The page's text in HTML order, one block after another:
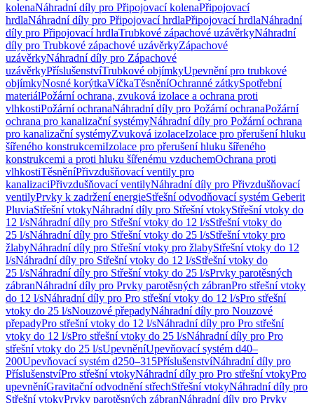
kolenaNáhradní díly pro Připojovací kolenaPřipojovací
hrdlaNáhradní díly pro Připojovací hrdlaPřipojovací hrdlaNáhradní
díly pro Připojovací hrdlaTrubkové zápachové uzávěrkyNáhradní
díly pro Trubkové zápachové uzávěrkyZápachové
uzávěrkyNáhradní díly pro Zápachové
uzávěrkyPříslušenstvíTrubkové objímkyUpevnění pro trubkové
objímkyNosné korýtkaVíčkaTěsněníOchranné zátkySpotřební
materiálPožární ochrana, zvuková izolace a ochrana proti
vlhkostiPožární ochranaNáhradní díly pro Požární ochranaPožární
ochrana pro kanalizační systémyNáhradní díly pro Požární ochrana
pro kanalizační systémyZvuková izolaceIzolace pro přerušení hluku
šířeného konstrukcemiIzolace pro přerušení hluku šířeného
konstrukcemi a proti hluku šířenému vzduchemOchrana proti
vlhkostiTěsněníPřivzdušňovací ventily pro
kanalizaciPřivzdušňovací ventilyNáhradní díly pro Přivzdušňovací
ventilyPrvky k zadržení energieStřešní odvodňovací systém Geberit
PluviaStřešní vtokyNáhradní díly pro Střešní vtokyStřešní vtoky do
12 l/sNáhradní díly pro Střešní vtoky do 12 l/sStřešní vtoky do
25 l/sNáhradní díly pro Střešní vtoky do 25 l/sStřešní vtoky pro
žlabyNáhradní díly pro Střešní vtoky pro žlabyStřešní vtoky do 12
l/sNáhradní díly pro Střešní vtoky do 12 l/sStřešní vtoky do
25 l/sNáhradní díly pro Střešní vtoky do 25 l/sPrvky parotěsných
zábranNáhradní díly pro Prvky parotěsných zábranPro střešní vtoky
do 12 l/sNáhradní díly pro Pro střešní vtoky do 12 l/sPro střešní
vtoky do 25 l/sNouzové přepadyNáhradní díly pro Nouzové
přepadyPro střešní vtoky do 12 l/sNáhradní díly pro Pro střešní
vtoky do 12 l/sPro střešní vtoky do 25 l/sNáhradní díly pro Pro
střešní vtoky do 25 l/sUpevněníUpevňovací systém d40–
200Upevňovací systém d250–315PříslušenstvíNáhradní díly pro
PříslušenstvíPro střešní vtokyNáhradní díly pro Pro střešní vtokyPro
upevněníGravitační odvodnění střechStřešní vtokyNáhradní díly pro
Střešní vtokyPrvky parotěsných zábranNáhradní díly pro Prvky